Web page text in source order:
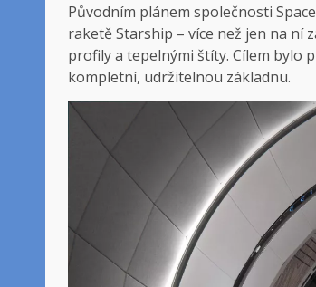
Původním plánem společnosti
raketě Starship – více než jen na ní
profily a tepelnými štíty. Cílem bylo
kompletní, udržitelnou základnu.